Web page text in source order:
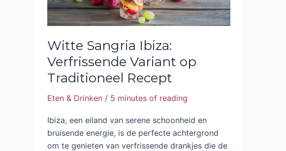
Witte Sangria Ibiza:
Verfrissende Variant op
Traditioneel Recept
Eten & Drinken / 5 minutes of reading
Ibiza, een eiland van serene schoonheid en
bruisende energie, is de perfecte achtergrond
om te genieten van verfrissende drankjes die de